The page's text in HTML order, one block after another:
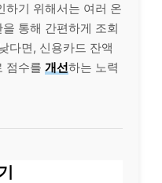
하기 위해서는 여러 온
통해 간편하게 조회
다면, 신용카드 잔액
점수를 개선하는 노력